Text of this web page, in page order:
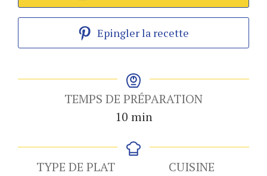
Epingler la recette
TEMPS DE PRÉPARATION
10minutes
min
TYPE DE PLAT
CUISINE